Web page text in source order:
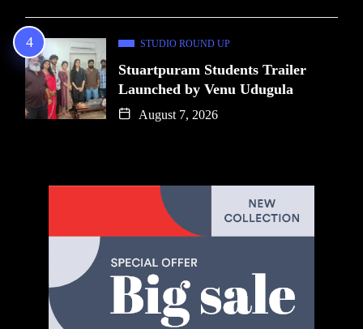
STUDIO ROUND UP
Stuartpuram Students Trailer
Launched by Venu Udugula
August 7, 2026